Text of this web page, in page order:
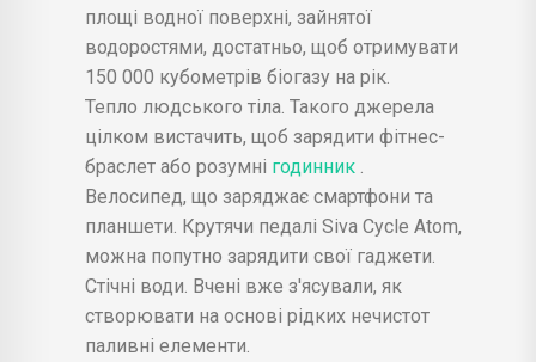
площі водної поверхні, зайнятої
водоростями, достатньо, щоб отримувати
150 000 кубометрів біогазу на рік.
Тепло людського тіла. Такого джерела
цілком вистачить, щоб зарядити фітнес-
браслет або розумні годинник .
Велосипед, що заряджає смартфони та
планшети. Крутячи педалі Siva Cycle Atom,
можна попутно зарядити свої гаджети.
Стічні води. Вчені вже з'ясували, як
створювати на основі рідких нечистот
паливні елементи.